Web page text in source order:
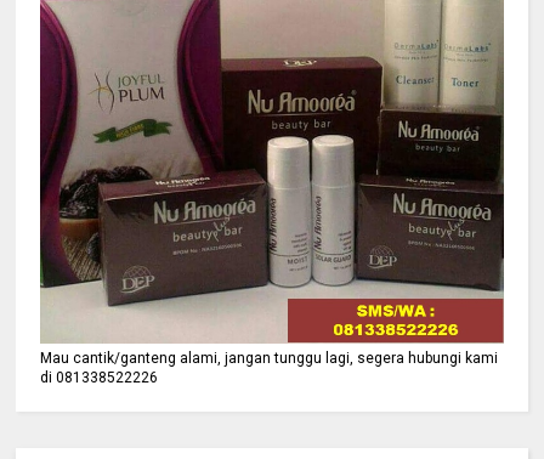
Mau cantik/ganteng alami, jangan tunggu lagi, segera hubungi kami
di 081338522226